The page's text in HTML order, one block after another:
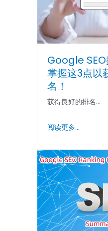
Google SEO
掌握这3点以
名！
获得良好的排名...
阅读更多...